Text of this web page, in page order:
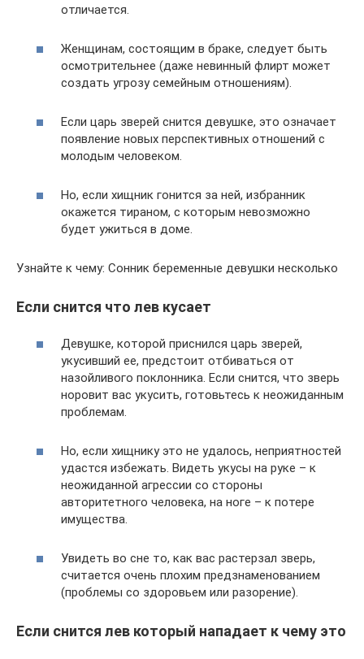
отличается.
Женщинам, состоящим в браке, следует быть
осмотрительнее (даже невинный флирт может
создать угрозу семейным отношениям).
Если царь зверей снится девушке, это означает
появление новых перспективных отношений с
молодым человеком.
Но, если хищник гонится за ней, избранник
окажется тираном, с которым невозможно
будет ужиться в доме.
Узнайте к чему: Сонник беременные девушки несколько
Если снится что лев кусает
Девушке, которой приснился царь зверей,
укусивший ее, предстоит отбиваться от
назойливого поклонника. Если снится, что зверь
норовит вас укусить, готовьтесь к неожиданным
проблемам.
Но, если хищнику это не удалось, неприятностей
удастся избежать. Видеть укусы на руке – к
неожиданной агрессии со стороны
авторитетного человека, на ноге – к потере
имущества.
Увидеть во сне то, как вас растерзал зверь,
считается очень плохим предзнаменованием
(проблемы со здоровьем или разорение).
Если снится лев который нападает к чему это